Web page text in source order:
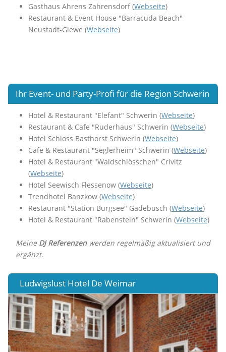
Gasthaus Ahrens Zahrensdorf (Webseite)
Restaurant & Event House "Barracuda Beach"
Neustadt-Glewe (Webseite)
Ihr Event- und Party-Profi für die Region Schwerin
Hotel & Restaurant "Elefant" Schwerin (Webseite)
Restaurant & Cafe "Ruderhaus" Schwerin (Webseite)
Hotel Schloss Basthorst Schwerin (Webseite)
Cafe & Restaurant "Seglerheim" Schwerin (Webseite)
Hotel & Restaurant "Waldschlösschen" Crivitz
(Webseite)
Hotel Seewisch Flessenow (Webseite)
Trendhotel Banzkow (Webseite)
Restaurant "Station Burgsee" Gadebusch (Webseite)
Hotel & Restaurant "Rabenstein" Schwerin (Webseite)
Meine DJ Referenzenwerden regelmäßig aktualisiert und
ergänzt.
Ludwigslust Hotel De Weimar